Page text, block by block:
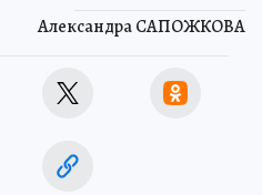
Александра САПОЖКОВА